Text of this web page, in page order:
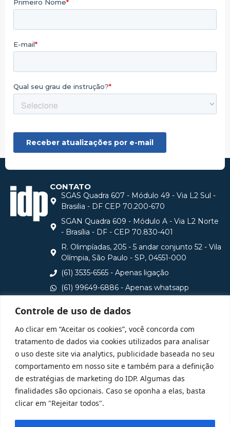
Controle de uso de dados
Ao clicar em “Aceitar os cookies”, você concorda com
tratamento de dados via cookies utilizados para analisar
o uso deste site via analytics, publicidade baseada no seu
comportamento em nosso site e também para a definição
de estratégias de marketing do IDP. Algumas das
finalidades são opcionais. Caso se oponha a elas, basta
clicar em "Rejeitar todos".
CONTATO
SGAS Quadra 607 - Módulo 49 - Via L2 Sul -
Brasilia - DF CEP 70.200-670
SGAN Quadra 609 - Módulo A - Via L2 Norte
- Brasília - DF - CEP 70.830-401
R. Olimpíadas, 205 - 5 andar conjunto 52 - Vila
Olímpia, São Paulo - SP, 04551-000
(61) 3535-6565 - Apenas ligação
(61) 99649-6886 - Apenas whatsapp
Consulte aqui o cadastro da Instituição no Sistema e-
MEC